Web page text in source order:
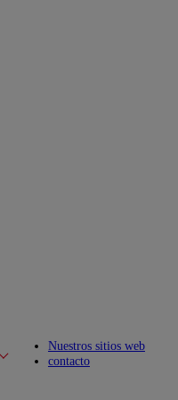
Toggle submenu
Nuestros sitios web
contacto